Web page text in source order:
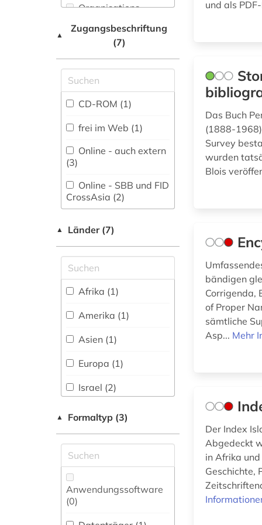
Medien- und
Medizin (0)
Militärwissenschaft
(0)
Musikwissenschaft
(0)
Natur- und
Umweltschutz (0)
(0)
Ostasienwissenschaft
(0)
Osteuropa-Studien
(0)
Philosophie (2)
Physik (0)
Psychologie (0)
Rechtswissenschaft
(1)
Romanistik (0)
handschriftenkunde (1)
palästina (1)
persien (1)
persisch (6)
persische literatur
(1)
politikwissenschaft
(1)
(1)
russland (1)
sowjetunion (1)
(1)
sozialwissenschaften
(1)
südasien (5)
turkologie (5)
turksprachen (5)
Organisations-
Shibboleth
Zugriff vor Ort
▲
Zugangsbeschriftung
(7)
CD-ROM (1)
frei im Web (1)
Online - auch extern
(3)
Online - SBB und FID
CrossAsia (2)
(2)
frei verfügbar (2)
Nationallizenz-Login
für registrierte
▲ Länder (7)
Afrika (1)
Amerika (1)
Asien (1)
Europa (1)
Israel (2)
Palaestina (1)
Tuerkei (1)
▲ Formaltyp (3)
Anwendungssoftware
(0)
und als
Das Buch
(1888-
Survey
wurden
Blois
bändigen
Corrigenda,
of Proper
sämtliche
Asp... Mehr
Der Index
Abgedeckt
in Afrika
Geschichte,